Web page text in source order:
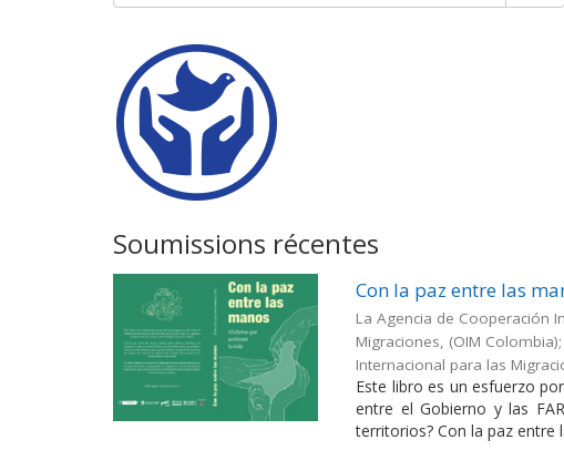
Soumissions récentes
Con la paz entre las
La Agencia de Cooperación
Migraciones, (OIM
Internacional para las
Este libro es un esfuerzo
entre el Gobierno y las
territorios? Con la paz entre